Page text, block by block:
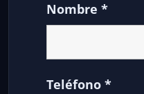
Nombre *
Teléfono *